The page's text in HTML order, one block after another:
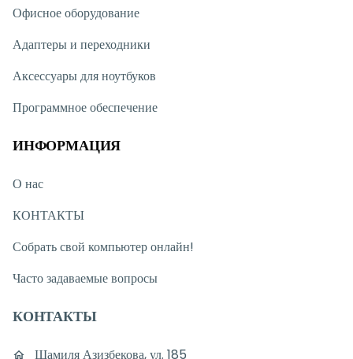
Офисное оборудование
Адаптеры и переходники
Аксессуары для ноутбуков
Программное обеспечение
ИНФОРМАЦИЯ
О нас
КОНТАКТЫ
Собрать свой компьютер онлайн!
Часто задаваемые вопросы
КОНТАКТЫ
Шамиля Азизбекова, ул. 185